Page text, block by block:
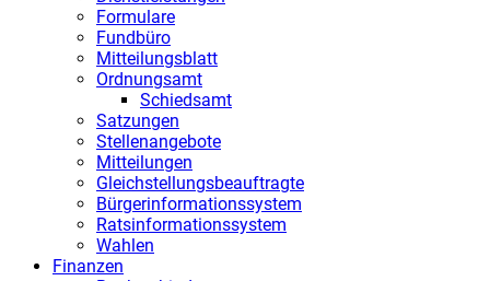
Formulare
Fundbüro
Mitteilungsblatt
Ordnungsamt
Schiedsamt
Satzungen
Stellenangebote
Mitteilungen
Gleichstellungsbeauftragte
Bürgerinformationssystem
Ratsinformationssystem
Wahlen
Finanzen